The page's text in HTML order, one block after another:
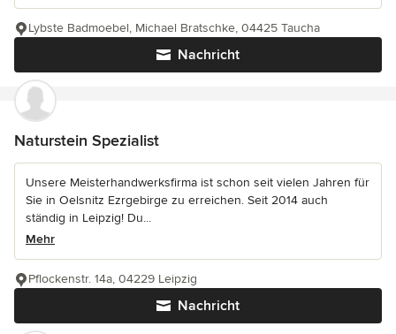
Nachricht
Lybste Badmoebel, Michael Bratschke, 04425 Taucha
Naturstein Spezialist
Unsere Meisterhandwerksfirma ist schon seit vielen Jahren für
Sie in Oelsnitz Ezrgebirge zu erreichen. Seit 2014 auch
ständig in Leipzig! Du...
Mehr
Nachricht
Pflockenstr. 14a, 04229 Leipzig